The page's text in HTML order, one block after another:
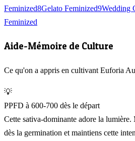
Feminized8Gelato Feminized9Wedding
Feminized
Aide-Mémoire de Culture
Ce qu'on a appris en cultivant Euforia
💡
PPFD à 600-700 dès le départ
Cette sativa-dominante adore la
dès la germination et maintiens cette